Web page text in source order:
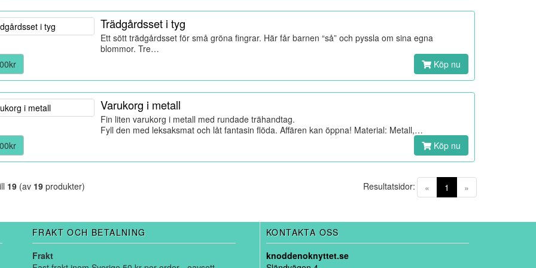
Trädgårdsset i tyg
Ett sött trädgårdsset för små gröna fingrar. Här får barnen “så” och pyssla om sina egna
blommor. Tre…
Köp nu
Varukorg i metall
Fin liten varukorg i metall med rundade trähandtag.
Fyll den med leksaksmat och låt fantasin flöda. Affären kan öppna! Material: Metall,…
Köp nu
19(av 19produkter) « 1 (current)
»
Resultatsidor:
FRAKT OCH BETALNING
Frakt
KONTAKTA OSS
knoddenoknyttet.se